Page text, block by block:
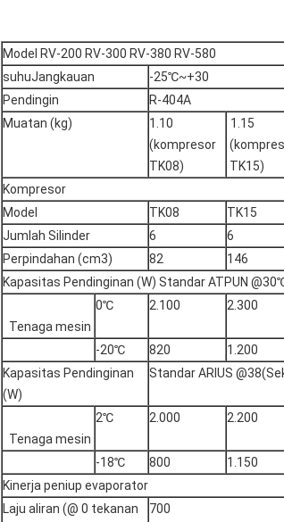
Model RV-200 RV-300 RV-380 RV-580
suhuJangkauan
-25℃~+30
Pendingin
R-404A
Muatan (kg)
1.10
(kompresor
TK08)
1.15
TK15)
Kompresor
Model
TK08 TK15
Jumlah Silinder
6 6
Perpindahan (cm3)
82 146
Kapasitas Pendinginan (W) Standar ATPUN
Tenaga mesin
0℃ 2.100 2.300
-20℃ 820 1.200
Kapasitas Pendinginan
(W)
Standar ARIUS @38
Tenaga mesin
2℃ 2.000 2.200
-18℃ 800 1.150
Kinerja peniup evaporator
Laju aliran (@ 0 tekanan
700